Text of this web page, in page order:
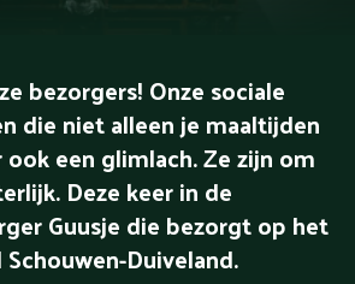
bezorgers! Onze sociale
die niet alleen je maaltijden
een glimlach. Ze zijn om
Deze keer in de
Guusje die bezorgt op het
Duiveland.